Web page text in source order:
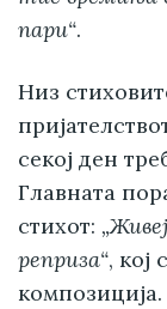
пари“.
Низ
секој ден
Главната
стихот:
реприза“, кој
композиција.